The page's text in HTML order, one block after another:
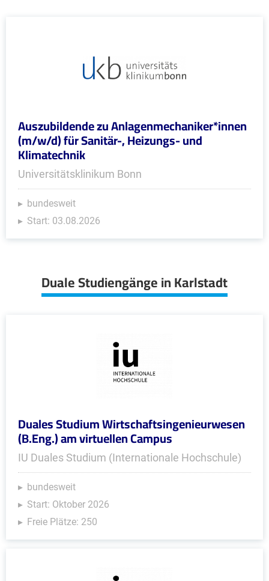
Auszubildende zu Anlagenmechaniker*innen
(m/w/d) für Sanitär-, Heizungs- und
Klimatechnik
Universitätsklinikum Bonn
bundesweit
Start: 03.08.2026
Duale Studiengänge in Karlstadt
Duales Studium Wirtschaftsingenieurwesen
(B.Eng.) am virtuellen Campus
IU Duales Studium (Internationale Hochschule)
bundesweit
Start: Oktober 2026
Freie Plätze: 250